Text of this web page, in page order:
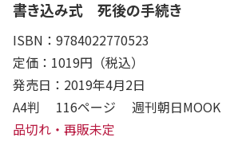
書き込み式 死後の手続き
ISBN：9784022770523
定価：1019円（税込）
発売日：2019年4月2日
A4判 116ページ 週刊朝日MOOK
品切れ・再販未定